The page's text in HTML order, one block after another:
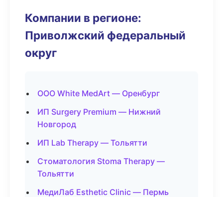
Компании в регионе:
Приволжский федеральный
округ
ООО White MedArt — Оренбург
ИП Surgery Premium — Нижний
Новгород
ИП Lab Therapy — Тольятти
Стоматология Stoma Therapy —
Тольятти
МедиЛаб Esthetic Clinic — Пермь